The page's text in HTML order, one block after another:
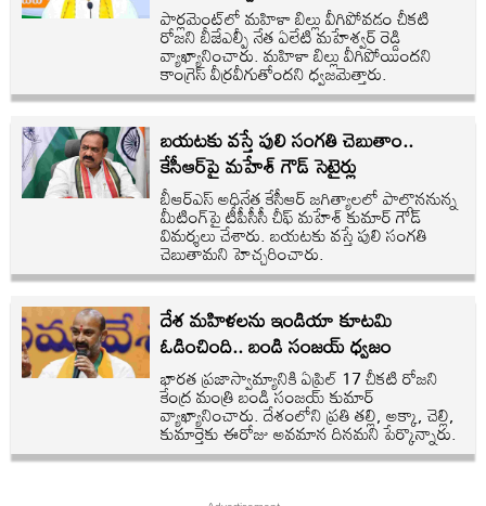
పార్లమెంట్‌లో మహిళా బిల్లు వీగిపోవడం చీకటి
రోజని బీజేఎల్పీ నేత ఏలేటి మహేశ్వర్ రెడ్డి
వ్యాఖ్యానించారు. మహిళా బిల్లు వీగిపోయిందని
కాంగ్రెస్ వీర్రవీగుతోందని ధ్వజమెత్తారు.
బయటకు వస్తే పులి సంగతి చెబుతాం..
కేసీఆర్‌పై మహేశ్ గౌడ్ సెటైర్లు
బీఆర్ఎస్ అధినేత కేసీఆర్ జగిత్యాలలో పాల్గొననున్న
మీటింగ్‌పై టీపీసీసీ చీఫ్ మహేశ్ కుమార్ గౌడ్
విమర్శలు చేశారు. బయటకు వస్తే పులి సంగతి
చెబుతామని హెచ్చరించారు.
దేశ మహిళలను ఇండియా కూటమి
ఓడించింది.. బండి సంజయ్ ధ్వజం
భారత ప్రజాస్వామ్యానికి ఏప్రిల్ 17 చీకటి రోజని
కేంద్ర మంత్రి బండి సంజయ్ కుమార్
వ్యాఖ్యానించారు. దేశంలోని ప్రతి తల్లి, అక్కా, చెల్లి,
కుమార్తెకు ఈరోజు అవమాన దినమని పేర్కొన్నారు.